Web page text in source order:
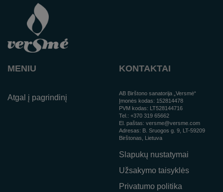
MENIU
Atgal į pagrindinį
KONTAKTAI
AB Birštono sanatorija „Versmė“
Įmonės kodas: 152814478
PVM kodas: LT528144716
Tel.: +370 319 65662
El. paštas: versme@versme.com
Adresas: B. Sruogos g. 9, LT-59209
Birštonas, Lietuva
Slapukų nustatymai
Užsakymo taisyklės
Privatumo politika